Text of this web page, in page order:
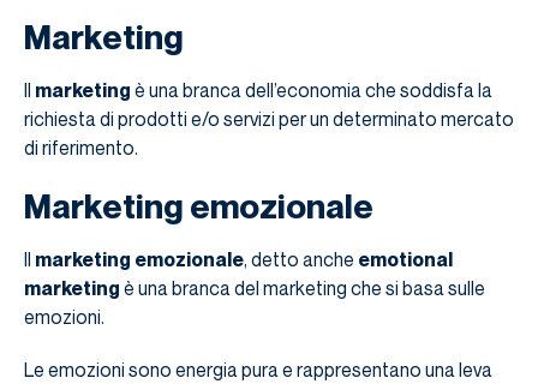
Marketing
Il marketing è una branca dell’economia che soddisfa la
richiesta di prodotti e/o servizi per un determinato mercato
di riferimento.
Marketing emozionale
Il marketing emozionale, detto anche emotional
marketing è una branca del marketing che si basa sulle
emozioni.
Le emozioni sono energia pura e rappresentano una leva